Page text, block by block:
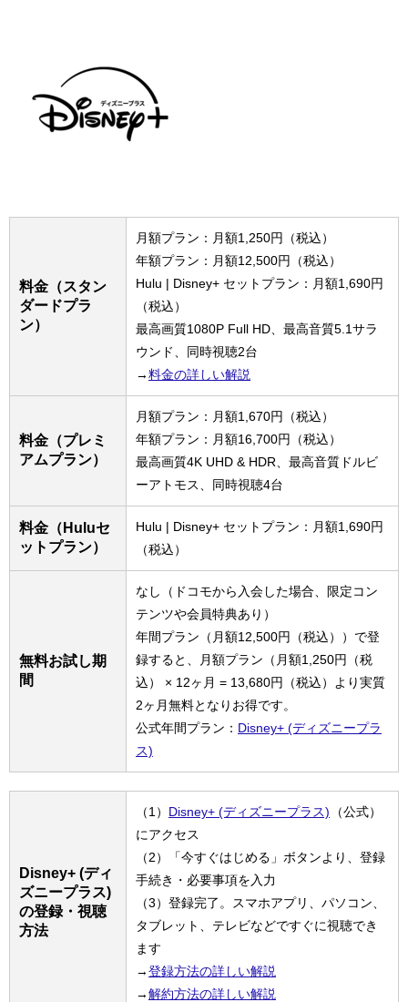
料金（スタン
ダードプラ
ン）
月額プラン：月額1,250円（税込）
年額プラン：月額12,500円（税込）
Hulu | Disney+ セットプラン：月額1,690円
（税込）
最高画質1080P Full HD、最高音質5.1サラ
ウンド、同時視聴2台
→料金の詳しい解説
料金（プレミ
アムプラン）
月額プラン：月額1,670円（税込）
年額プラン：月額16,700円（税込）
最高画質4K UHD & HDR、最高音質ドルビ
ーアトモス、同時視聴4台
料金（Huluセ
ットプラン）
Hulu | Disney+ セットプラン：月額1,690円
（税込）
無料お試し期
間
なし（ドコモから入会した場合、限定コン
テンツや会員特典あり）
年間プラン（月額12,500円（税込））で登
録すると、月額プラン（月額1,250円（税
込） × 12ヶ月 = 13,680円（税込）より実質
2ヶ月無料となりお得です。
公式年間プラン： Disney+ (ディズニープラ
ス)
Disney+ (ディ
ズニープラス)
の登録・視聴
方法
（1） Disney+ (ディズニープラス)
（公式）
にアクセス
（2）「今すぐはじめる」ボタンより、登録
手続き・必要事項を入力
（3）登録完了。スマホアプリ、パソコン、
タブレット、テレビなどですぐに視聴でき
ます
→登録方法の詳しい解説
→解約方法の詳しい解説